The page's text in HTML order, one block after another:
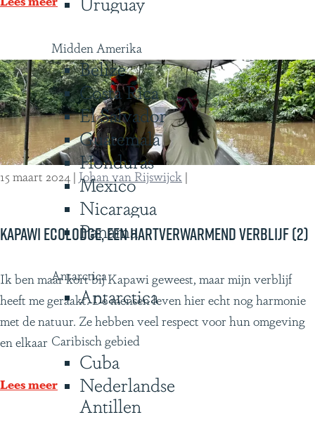
Midden Amerika
Belize
Costa Rica
El Salvador
Guatemala
Honduras
Mexico
Nicaragua
Panama
Antarctica
Antarctica
Caribisch gebied
Cuba
Nederlandse
Antillen
e
A
q
u
a
M
e
r
u
Kapawi Ecolodge, een hartverwarmend verblijf (2)
15 maart 2024|Johan van Rijswijck |
K
a
p
a
i
Ik ben maar kort bij Kapawi geweest, maar mijn verblijf
heeft me geraakt. De mensen leven hier echt nog harmonie
met de natuur. Ze hebben veel respect voor hun omgeving
en elkaar
Lees meer